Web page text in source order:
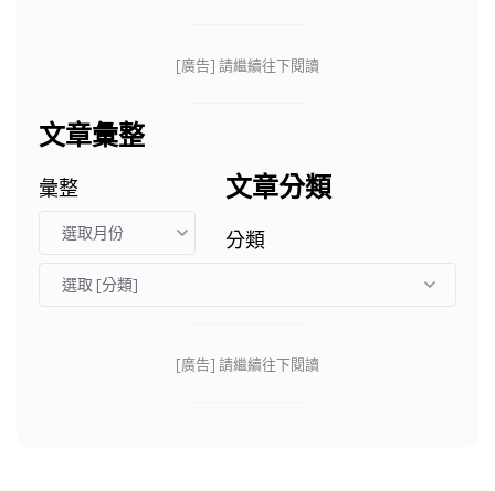
[廣告] 請繼續往下閱讀
文章彙整
彙整 文章分類
分類
[廣告] 請繼續往下閱讀